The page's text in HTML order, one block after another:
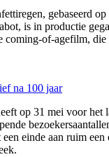
gebaseerd op
is in productie
coming-of-agefilm,
na 100 jaar
op 31 mei voor het
einde aan ruim een